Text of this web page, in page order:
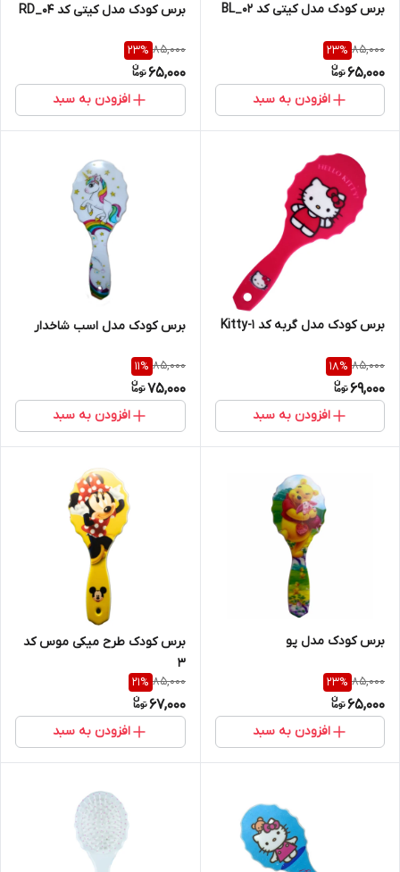
برس کودک مدل کیتی کد BL_02
85,000
23%
65,000
افزودن به سبد
برس کودک مدل کیتی کد RD_04
85,000
23%
65,000
افزودن به سبد
برس کودک مدل گربه کد Kitty-1
85,000
18%
69,000
افزودن به سبد
برس کودک مدل اسب شاخدار
85,000
11%
75,000
افزودن به سبد
برس کودک مدل پو
85,000
23%
65,000
افزودن به سبد
برس کودک طرح میکی موس کد
3
85,000
21%
67,000
افزودن به سبد